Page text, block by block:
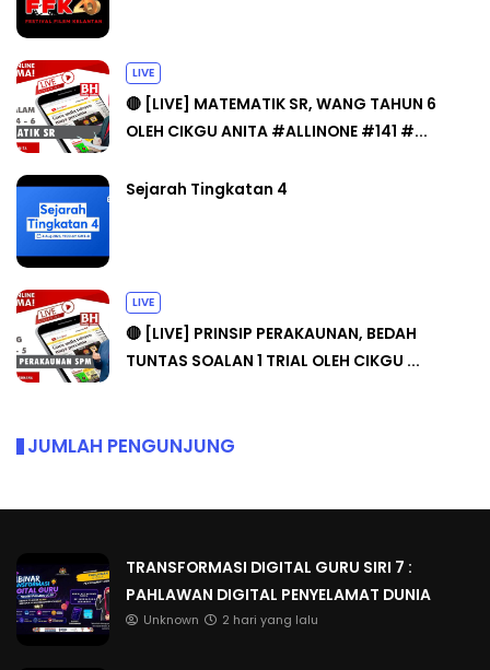
LIVE
🔴 [LIVE] MATEMATIK SR, WANG TAHUN 6
OLEH CIKGU ANITA #ALLINONE #141 #...
Sejarah Tingkatan 4
LIVE
🔴 [LIVE] PRINSIP PERAKAUNAN, BEDAH
TUNTAS SOALAN 1 TRIAL OLEH CIKGU ...
JUMLAH PENGUNJUNG
TRANSFORMASI DIGITAL GURU SIRI 7 :
PAHLAWAN DIGITAL PENYELAMAT DUNIA
Unknown 2 hari yang lalu